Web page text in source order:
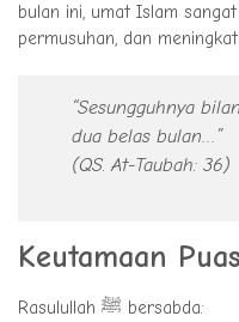
bulan ini, umat Islam
permusuhan, dan
“Sesungguhnya
dua belas bulan…”
(QS. At-Taubah: 36)
Keutamaan
Rasulullah ﷺ bersabda: